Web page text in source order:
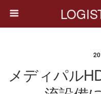
メディパル